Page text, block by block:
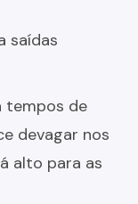
saídas
tempos de
devagar nos
alto para as